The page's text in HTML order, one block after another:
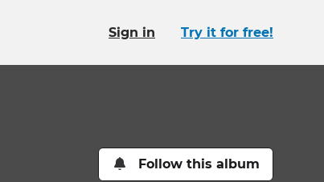
Sign in Try it for free!
Follow this album